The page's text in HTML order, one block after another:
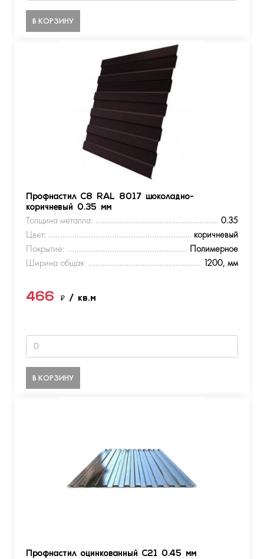
В КОРЗИНУ
Профнастил С8 RAL 8017 шоколадно-
коричневый 0.35 мм
Толщина металла:
0.35
Цвет:
коричневый
Покрытие:
Полимерное
Ширина общая:
1200, мм
466 ₽ / кв.м
В КОРЗИНУ
Профнастил оцинкованный С21 0.45 мм